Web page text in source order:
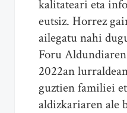
kalitateari eta
eutsiz. Horrez
ailegatu nahi
Foru
2022an
guztien familiei
aldizkariaren ale